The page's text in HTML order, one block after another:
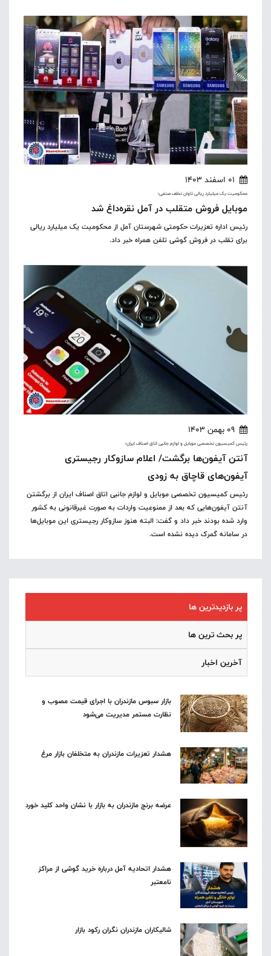
01 اسفند 1403
محکومیت یک میلیارد ریالی تاوان تخلف صنفی؛
موبایل فروش متقلب در آمل نقره‌داغ شد
رئیس اداره تعزیرات حکومتی شهرستان آمل از محکومیت یک میلیارد ریالی
برای تقلب در فروش گوشی تلفن همراه خبر داد.
09 بهمن 1403
رئیس کمیسیون تخصصی موبایل و لوازم جانبی اتاق اصناف ایران؛
آنتن آیفون‌ها برگشت/ اعلام سازوکار رجیستری
آیفون‌های قاچاق به زودی
رئیس کمیسیون تخصصی موبایل و لوازم جانبی اتاق اصناف ایران از برگشتن
آنتن آیفون‌هایی که بعد از ممنوعیت واردات به صورت غیرقانونی به کشور
وارد شده بودند خبر داد و گفت: البته هنوز سازوکار رجیستری این موبایل‌ها
در سامانه گمرک دیده نشده است.
پر بازدیدترین ها
پر بحث ترین ها
آخرین اخبار
بازار سبوس مازندران با اجرای قیمت مصوب و
نظارت مستمر مدیریت می‌شود
هشدار تعزیرات مازندران به متخلفان بازار مرغ
عرضه برنج مازندران به بازار با نشان واحد کلید خورد
هشدار اتحادیه آمل درباره خرید گوشی از مراکز
نامعتبر
شالیکاران مازندران نگران رکود بازار